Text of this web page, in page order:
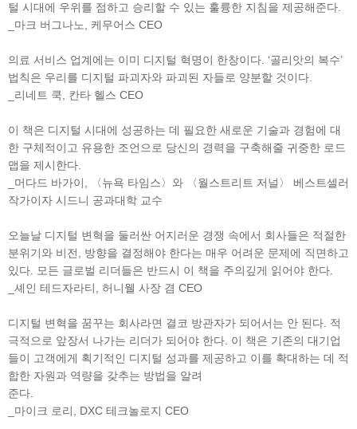
털 시대에 우위를 점하고 승리할 수 있는 훌륭한 지침을 제공해준다.
_마크 버그나노, 케무어스 CEO
의료 서비스 업계에는 이미 디지털 혁명이 한창이다. ‘골리앗의 복수’
법칙은 우리를 디지털 파괴자와 파괴된 자들로 양분할 것이다.
_리네트 쿡, 칸타 헬스 CEO
이 책은 디지털 시대에 성공하는 데 필요한 새로운 기술과 경험에 대
한 구체적이고 유용한 조언으로 당신의 경력을 구축해줄 귀중한 로드
맵을 제시한다.
_머다드 바가이, 〈뉴욕 타임스〉와 〈월스트리트 저널〉 베스트셀러
작가이자 시드니 공과대학 교수
오늘날 디지털 변혁을 둘러싼 어지러운 경쟁 속에서 회사들은 적절한
분위기와 비전, 방향을 결정해야 한다는 매우 어려운 문제에 직면하고
있다. 모든 글로벌 리더들은 반드시 이 책을 주의깊게 읽어야 한다.
_셰인 테드자라티, 허니웰 사장 겸 CEO
디지털 변혁을 꿈꾸는 회사라면 결코 방관자가 되어서는 안 된다. 적
극적으로 앞장서 나가는 리더가 되어야 한다. 이 책은 기존의 대기업
들이 고객에게 획기적인 디지털 성과를 제공하고 이를 확대하는 데 적
합한 자원과 역량을 갖추는 방법을 알려
준다.
_마이크 로리, DXC 테크놀로지 CEO